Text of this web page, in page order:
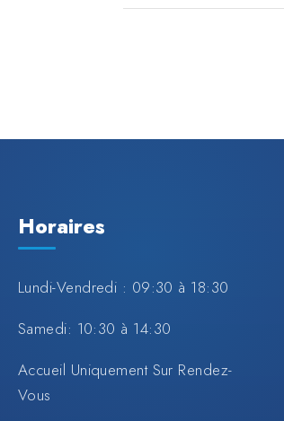
Horaires
Lundi-Vendredi : 09:30 à 18:30
Samedi: 10:30 à 14:30
Accueil Uniquement Sur Rendez-
Vous